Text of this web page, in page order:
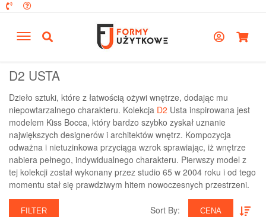
D2 USTA
Dzieło sztuki, które z łatwością ożywi wnętrze, dodając mu
niepowtarzalnego charakteru. Kolekcja D2 Usta inspirowana jest
modelem Kiss Bocca, który bardzo szybko zyskał uznanie
największych designerów i architektów wnętrz. Kompozycja
odważna i nietuzinkowa przyciąga wzrok sprawiając, iż wnętrze
nabiera pełnego, indywidualnego charakteru. Pierwszy model z
tej kolekcji został wykonany przez studio 65 w 2004 roku i od tego
momentu stał się prawdziwym hitem nowoczesnych przestrzeni.
FILTER Sort By:‎ CENA